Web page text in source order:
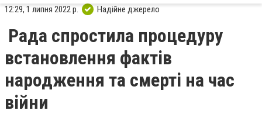
12:29, 1 липня 2022 р. Надійне джерело
Рада спростила процедуру
встановлення фактів
народження та смерті на час
війни